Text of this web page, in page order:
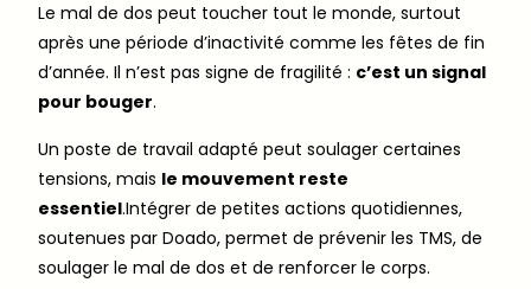
Le mal de dos peut toucher tout le monde, surtout
après une période d’inactivité comme les fêtes de fin
d’année. Il n’est pas signe de fragilité : c’est un signal
pour bouger.
Un poste de travail adapté peut soulager certaines
tensions, mais le mouvement reste
essentiel.Intégrer de petites actions quotidiennes,
soutenues par Doado, permet de prévenir les TMS, de
soulager le mal de dos et de renforcer le corps.